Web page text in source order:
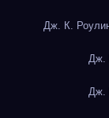
Дж. К.
Дж.
Дж.